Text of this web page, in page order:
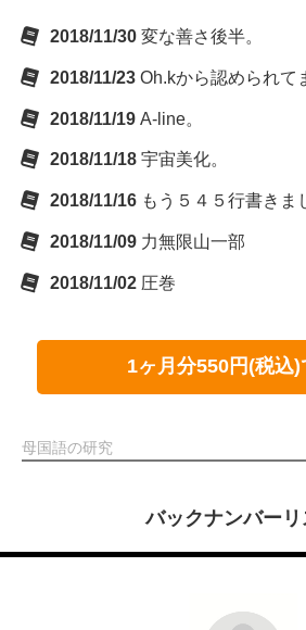
2018/11/30 変な善さ後半。
2018/11/23 Oh.kから認められて
2018/11/19 A-line。
2018/11/18 宇宙美化。
2018/11/16 もう５４５行書きま
2018/11/09 力無限山一部
2018/11/02 圧巻
1ヶ月分550円(税込)
母国語の研究
バックナンバーリ